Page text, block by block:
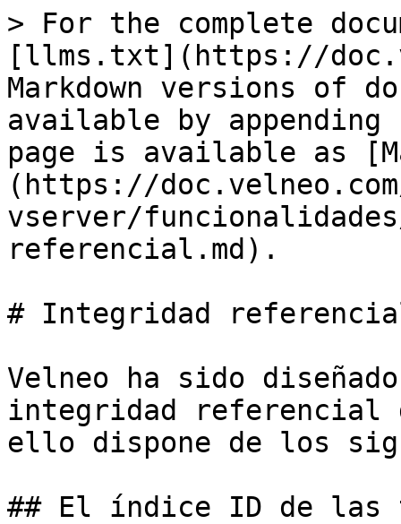
> For the complete
[llms.txt](https://
Markdown versions of
available by
page is available as
(https://
vserver/
referencial.md).
# Integridad
Velneo ha sido
integridad referencial
ello dispone de los
## El índice ID de las